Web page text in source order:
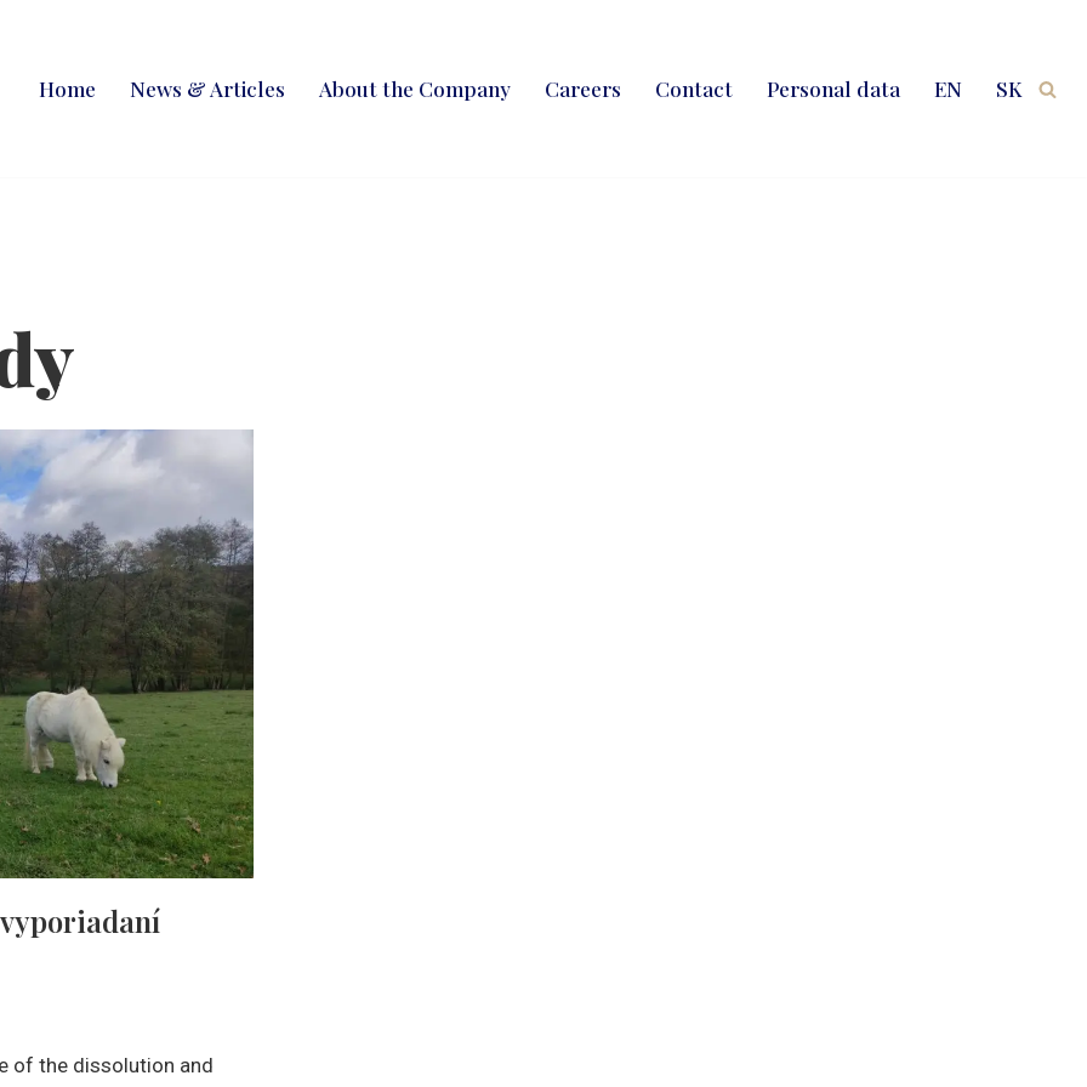
Home News & Articles About the Company Careers Contact Personal data EN SK
of the dissolution and